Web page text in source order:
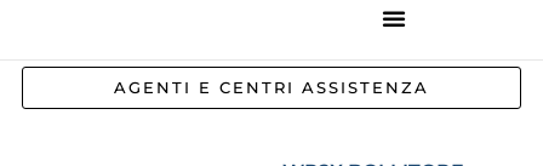
AGENTI E CENTRI ASSISTENZA